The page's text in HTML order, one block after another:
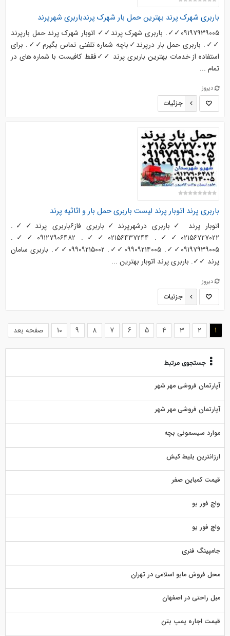
باربری شهرک پرند بهترین حمل بار شهرک پرندباربری شهرپرند
۰۹۱۹۷۹۳۹۰۰۵✓✓. باربری شهرک پرند✓✓ اتوبار شهرک پرند حمل بارپرند
✓✓. باربری حمل بار درپرند✓باچه شماره تلفنی تماس بگیرم✓✓. برای
استفاده از خدمات بهترین باربری پرند ✓✓فقط کافیست با شماره های در
تمام ...
دیروز
جزئیات
باربری پرند اتوبار پرند لیست باربری حمل بار و اثاثیه پرند
اتوبار پرند ✓باربری درشهرپرند✓باربری فاز۶باربری پرند✓✓.
۰۲۱۵۶۷۲۷۰۲۲✓✓. ۰۲۱۵۶۴۳۷۲۴۴✓✓. ۰۹۱۲۷۹۰۶۴۸۲✓✓.
۰۹۱۹۷۹۳۹۰۰۵✓✓. ۰۹۹۰۹۲۱۴۰۰۵✓✓. ۰۹۹۰۹۲۱۵۰۰۲✓✓. باربری سامان
پرند ✓✓. باربری پرند اتوبار بهترین ...
دیروز
جزئیات
1
(current)
2
3
4
5
6
7
8
9
10 صفحه بعد
جستجوی مرتبط
آپارتمان فروشی مهر شهر
آپارتمان فروشی مهر شهر
موارد سیسمونی بچه
ارزانترین بلیط کیش
قیمت کمباین صفر
واچ فور یو
واچ فور یو
جامپینگ فنری
محل فروش مایو اسلامی در تهران
مبل راحتی در اصفهان
قیمت اجاره پمپ بتن